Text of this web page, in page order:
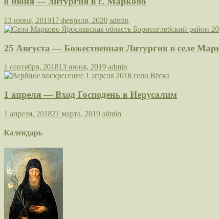
13 июня, 201917 февраля, 2020 admin
25 Августа — Божественная Литургия в селе
1 сентября, 201813 июня, 2019 admin
1 апреля — Вход Господень в Иерусалим
1 апреля, 201821 марта, 2019 admin
Календарь